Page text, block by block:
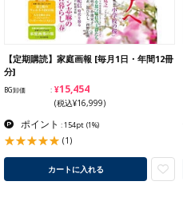
【定期購読】家庭画報 [毎月1日・年間12冊
分]
BG卸価 ¥15,454
(税込¥16,999)
ポイント : 154pt (1%)
(1)
カートに入れる